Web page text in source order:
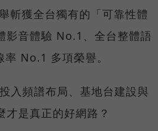
斬獲全台獨有的「可靠性體
影音體驗 No.1、全台整體語
No.1 多項榮譽。
入頻譜布局、基地台建設與
是真正的好網路？